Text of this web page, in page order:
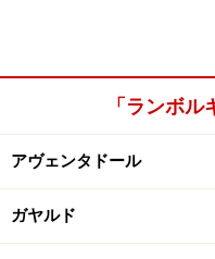
「ランボ
アヴェンタドール
ガヤルド